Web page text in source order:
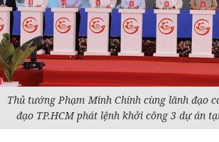
Thủ tướng Phạm Minh Chính cùng lãnh đạo
đạo TP.HCM phát lệnh khởi công 3 dự án